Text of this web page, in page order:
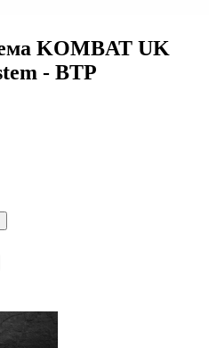
KOMBAT UK
- BTP